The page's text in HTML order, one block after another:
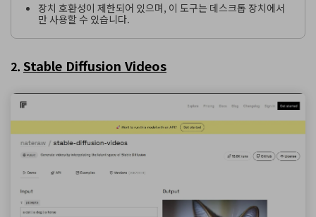
장치 호환성이 제한되어 있으며, 이 도구는 데스크톱 장치에서
만 사용할 수 있습니다.
2. Stable Diffusion Videos